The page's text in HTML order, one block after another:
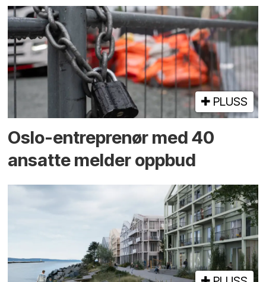
PLUSS
Oslo-entreprenør med 40
ansatte melder oppbud